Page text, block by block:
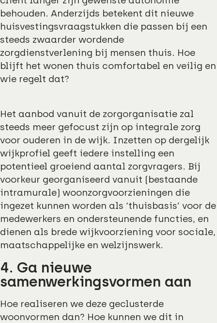
behouden. Anderzijds betekent dit nieuwe
huisvestingsvraagstukken die passen bij een
steeds zwaarder wordende
zorgdienstverlening bij mensen thuis. Hoe
blijft het wonen thuis comfortabel en veilig en
wie regelt dat?
Het aanbod vanuit de zorgorganisatie zal
steeds meer gefocust zijn op integrale zorg
voor ouderen in de wijk. Inzetten op dergelijk
wijkprofiel geeft iedere instelling een
potentieel groeiend aantal zorgvragers. Bij
voorkeur georganiseerd vanuit (bestaande
intramurale) woonzorgvoorzieningen die
ingezet kunnen worden als ‘thuisbasis’ voor de
medewerkers en ondersteunende functies, en
dienen als brede wijkvoorziening voor sociale,
maatschappelijke en welzijnswerk.
4. Ga nieuwe
samenwerkingsvormen aan
Hoe realiseren we deze geclusterde
woonvormen dan? Hoe kunnen we dit in